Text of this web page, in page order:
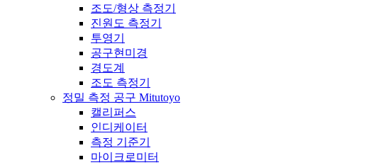
조도/형상 측정기
진원도 측정기
투영기
공구현미경
경도계
조도 측정기
정밀 측정 공구 Mitutoyo
캘리퍼스
인디케이터
측정 기준기
마이크로미터